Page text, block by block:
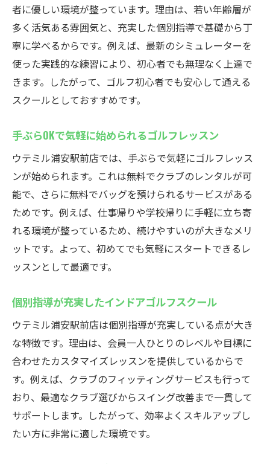
者に優しい環境が整っています。理由は、若い年齢層が
多く活気ある雰囲気と、充実した個別指導で基礎から丁
寧に学べるからです。例えば、最新のシミュレーターを
使った実践的な練習により、初心者でも無理なく上達で
きます。したがって、ゴルフ初心者でも安心して通える
スクールとしておすすめです。
手ぶらOKで気軽に始められるゴルフレッスン
ウテミル浦安駅前店では、手ぶらで気軽にゴルフレッス
ンが始められます。これは無料でクラブのレンタルが可
能で、さらに無料でバッグを預けられるサービスがある
ためです。例えば、仕事帰りや学校帰りに手軽に立ち寄
れる環境が整っているため、続けやすいのが大きなメリ
ットです。よって、初めてでも気軽にスタートできるレ
ッスンとして最適です。
個別指導が充実したインドアゴルフスクール
ウテミル浦安駅前店は個別指導が充実している点が大き
な特徴です。理由は、会員一人ひとりのレベルや目標に
合わせたカスタマイズレッスンを提供しているからで
す。例えば、クラブのフィッティングサービスも行って
おり、最適なクラブ選びからスイング改善まで一貫して
サポートします。したがって、効率よくスキルアップし
たい方に非常に適した環境です。